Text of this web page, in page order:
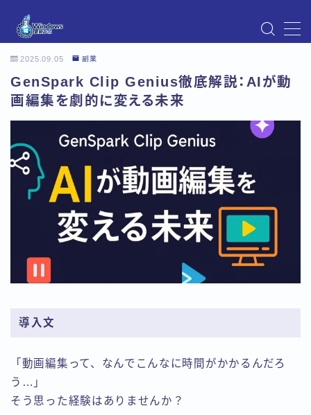
Instagram
Windows Updateの不具合・エラー対処法まとめ
【Windows11対応】
お問い合わせ
デモプリセット記事 Part07
トップページ
プライバシーポリシー
プロフィール
メニュー
利用規約／特定商取引法に基づく表記
有料記事の決済完了ページ
運営者情報
2025.09.05 副業
GenSpark Clip Genius徹底解説：AIが動
画編集を劇的に変える未来
導入文
「動画編集って、なんでこんなに時間がかかるんだろ
う…」
そう思った経験はありませんか？